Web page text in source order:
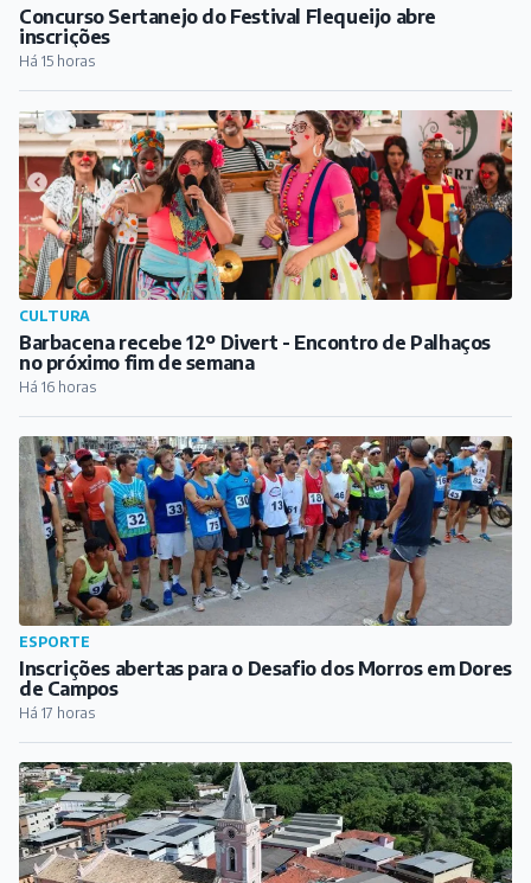
Concurso Sertanejo do Festival Flequeijo abre
inscrições
Há 15 horas
CULTURA
Barbacena recebe 12º Divert - Encontro de Palhaços
no próximo fim de semana
Há 16 horas
ESPORTE
Inscrições abertas para o Desafio dos Morros em Dores
de Campos
Há 17 horas